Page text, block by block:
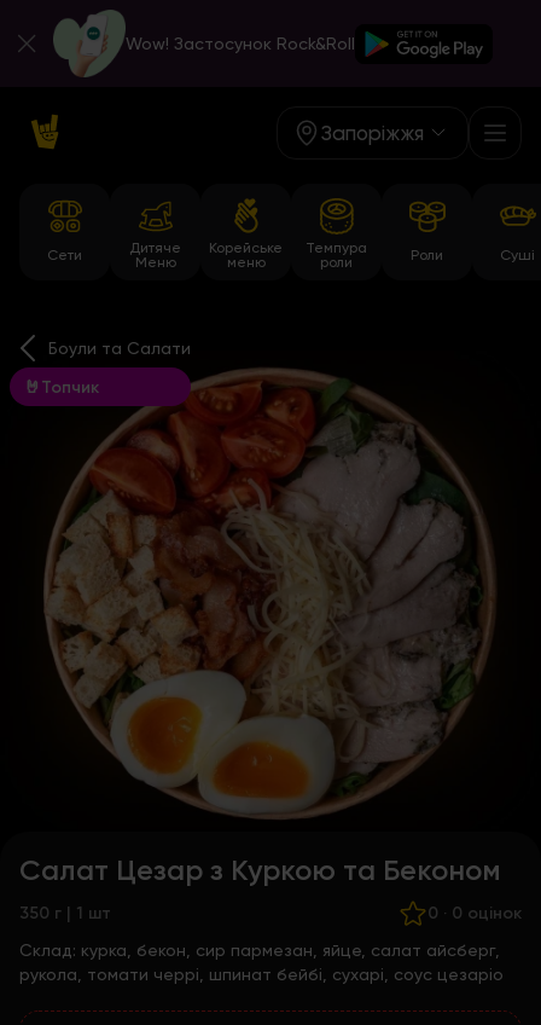
Wow! Застосунок Rock&Roll
Запоріжжя
Сети
Дитяче
Меню
Корейське
меню
Темпура
роли
Роли Суші
Боули та Салати
🤘Топчик
Салат Цезар з Куркою та Беконом
350 г | 1 шт 0 · 0 оцінок
Склад: курка, бекон, сир пармезан, яйце, салат айсберг,
рукола, томати черрі, шпинат бейбі, сухарі, соус цезаріо